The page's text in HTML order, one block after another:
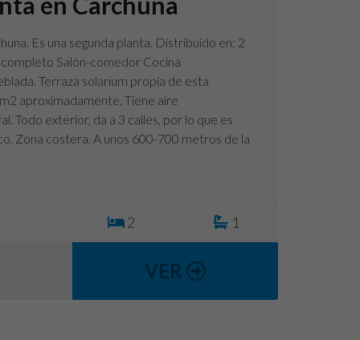
Es una segunda planta. Distribuido en: 2
Salón-comedor Cocina
Terraza solarium propia de esta
aproximadamente. Tiene aire
Todo exterior, da a 3 calles, por lo que es
Zona costera. A unos 600-700 metros de la
2 1
VER